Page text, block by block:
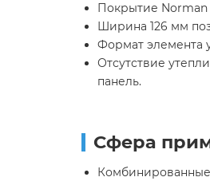
Покрытие Norman
Ширина 126 мм
Формат элемента
Отсутствие
панель.
Сфера